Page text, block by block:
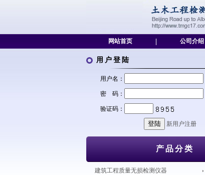
网站首页
公司介绍
用户登陆
用户名：
密 码：
验证码：
新用户注册
产品分类
建筑工程质量无损检测仪器